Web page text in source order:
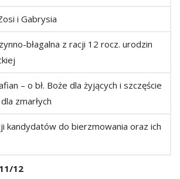
i Gabrysia
błagalna z racji 12 rocz. urodzin
– o bł. Boże dla żyjących i szczęście
zmarłych
kandydatów do bierzmowania oraz ich
12